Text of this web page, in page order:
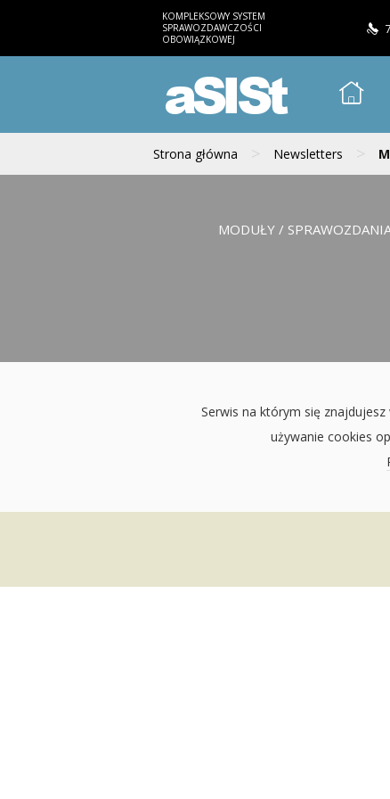
KOMPLEKSOWY SYSTEM
SPRAWOZDAWCZOŚCI
OBOWIĄZKOWEJ
aSISt
Strona główna > Newsletters >
MODUŁY /
Serwis na którym się
używanie cookies